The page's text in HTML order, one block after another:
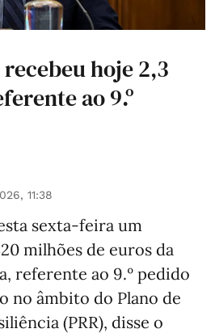
hoje 2,3
ao 9.º
11:38
sexta-feira um
milhões de euros da
referente ao 9.º pedido
no âmbito do Plano de
(PRR), disse o